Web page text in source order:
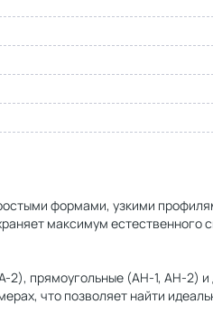
формами, узкими
максимум естественного
прямоугольные (AH-1, AH-2) и
что позволяет найти